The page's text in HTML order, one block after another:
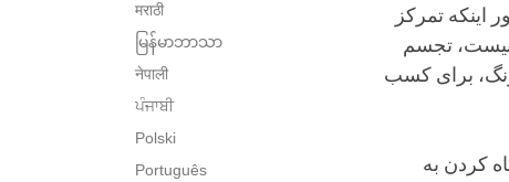
मराठी
မြန်မာဘာသာ
नेपाली
ਪੰਜਾਬੀ
Polski
Português
تمرکز
نیست، تجسم
برای کسب
کردن به